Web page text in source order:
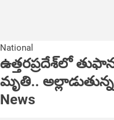
National
ఉత్తరప్రదేశ్‌లో
మృతి.. అల్లాడుతున్న
News